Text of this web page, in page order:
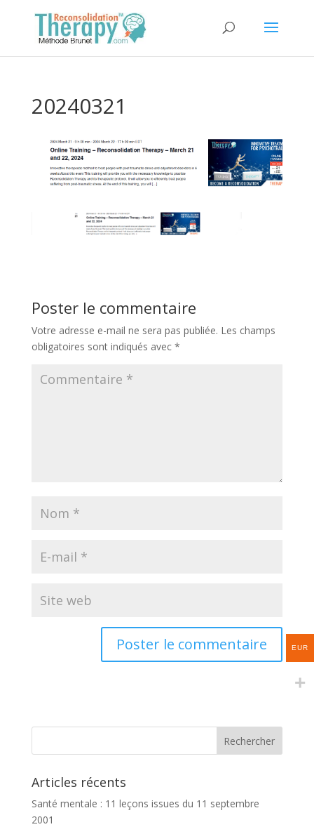
20240321
Poster le commentaire
Votre adresse e-mail ne sera pas publiée. Les champs
obligatoires sont indiqués avec *
Articles récents
Santé mentale : 11 leçons issues du 11 septembre
2001
EUR